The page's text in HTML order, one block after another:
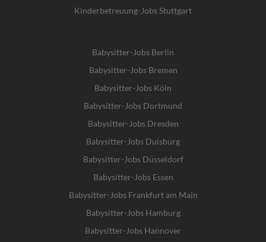
Kinderbetreuung-Jobs Stuttgart
Babysitter-Jobs Berlin
Babysitter-Jobs Bremen
Babysitter-Jobs Köln
Babysitter-Jobs Dortmund
Babysitter-Jobs Dresden
Babysitter-Jobs Duisburg
Babysitter-Jobs Düsseldorf
Babysitter-Jobs Essen
Babysitter-Jobs Frankfurt am Main
Babysitter-Jobs Hamburg
Babysitter-Jobs Hannover